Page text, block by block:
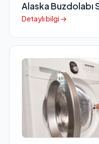
Alaska Buzdolabı
Detaylı bilgi →